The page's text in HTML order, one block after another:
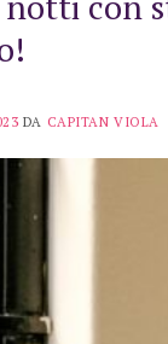
DA CAPITAN VIOLA